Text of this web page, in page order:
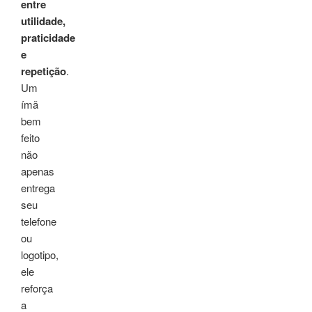
entre
utilidade,
praticidade
e
repetição.
Um
ímã
bem
feito
não
apenas
entrega
seu
telefone
ou
logotipo,
ele
reforça
a